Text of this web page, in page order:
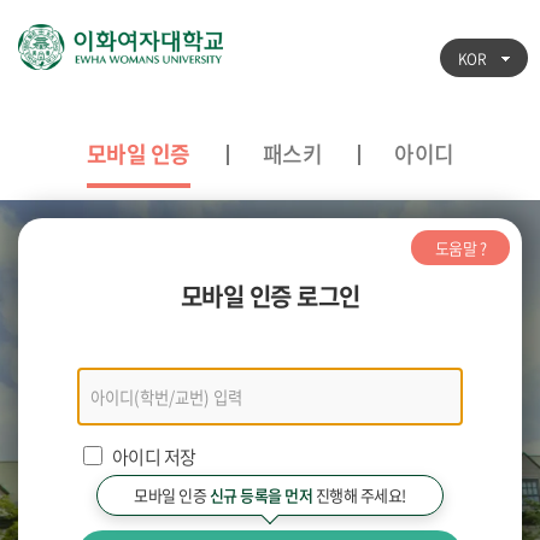
KOR
모바일 인증 패스키 아이디
모바일 인증 로그인
모바일
인증
로그인
아이디 저장
모바일 인증신규 등록을 먼저 진행해 주세요!
도움말 ?